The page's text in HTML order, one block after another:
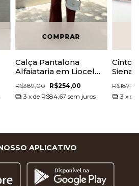
Calça Pantalona
Alfaiataria em Liocel
Valentina
R$389,00 R$254,00
3 x de R$84,67 sem juros
Cinto
Siena
3 x de
APLICATIVO